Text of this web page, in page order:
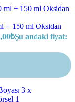
+ 150 ml Oksidan
₺Şu andaki fiyat: